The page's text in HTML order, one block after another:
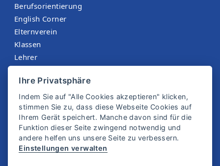
Berufsorientierung
English Corner
Elternverein
Klassen
Lehrer
Sokrates
Ihre Privatsphäre
Indem Sie auf "Alle Cookies akzeptieren" klicken,
stimmen Sie zu, dass diese Webseite Cookies auf
Ihrem Gerät speichert. Manche davon sind für die
Funktion dieser Seite zwingend notwendig und
andere helfen uns unsere Seite zu verbessern.
Einstellungen verwalten